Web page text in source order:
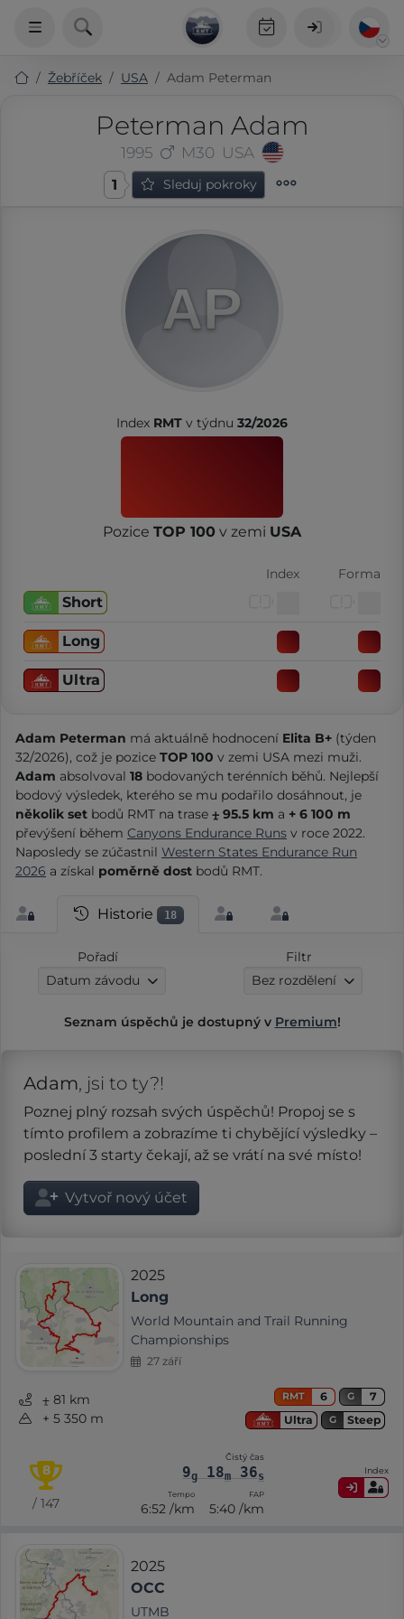
Žebříček USA Adam Peterman
Peterman Adam
1995 M30 USA
1 Sleduj pokroky
Index RMT v týdnu 32/2026
Pozice TOP 100 v zemi USA
Index Forma
Short
Long
Ultra
Adam Peterman má aktuálně hodnocení Elita B+ (týden
32/2026), což je pozice TOP 100 v zemi USA mezi muži.
Adam absolvoval 18 bodovaných terénních běhů. Nejlepší
bodový výsledek, kterého se mu podařilo dosáhnout, je
několik set bodů RMT na trase ⨦ 95.5 km a + 6 100 m
převýšení během Canyons Endurance Runs v roce 2022.
Naposledy se zúčastnil Western States Endurance Run
2026 a získal poměrně dost bodů RMT.
Historie 18
Pořadí
Datum závodu
Filtr
Bez rozdělení
Seznam úspěchů je dostupný v Premium!
Adam, jsi to ty?!
Poznej plný rozsah svých úspěchů! Propoj se s
tímto profilem a zobrazíme ti chybějící výsledky –
poslední 3 starty čekají, až se vrátí na své místo!
Vytvoř nový účet
2025
Long
World Mountain and Trail Running
Championships
27 září
⨦ 81 km
+ 5 350 m
RMT 6 G
7
Ultra
G Steep
8
/ 147
Čistý čas
9g18m36s
Tempo
6:52 /km
FAP
5:40 /km
Index
2025
OCC
UTMB